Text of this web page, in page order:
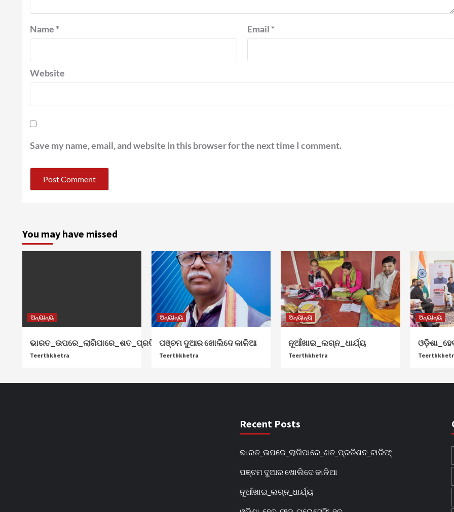
Name * Email *
Website
Save my name, email, and website in this browser for the next time I comment.
You may have missed
ଅନ୍ୟାନ୍ୟ
ଭାରତ_ଉପରେ_ଲାଗିପାରେ_ଶତ_ପ୍ରତିଶତ_ଟାରିଫ୍
Teerthkhetra
ଅନ୍ୟାନ୍ୟ
ପଞ୍ଚମ ଦୁଆର ଖୋଲିଦେ କାଳିଆ
Teerthkhetra
ଅନ୍ୟାନ୍ୟ
ନୂଆଁଖାଇ_ଲଗ୍ନ_ଧାର୍ଯ୍ୟ
Teerthkhetra
ଅନ୍ୟାନ୍ୟ
Recent Posts
ଭାରତ_ଉପରେ_ଲାଗିପାରେ_ଶତ_ପ୍ରତିଶତ_ଟାରିଫ୍
ପଞ୍ଚମ ଦୁଆର ଖୋଲିଦେ କାଳିଆ
ନୂଆଁଖାଇ_ଲଗ୍ନ_ଧାର୍ଯ୍ୟ